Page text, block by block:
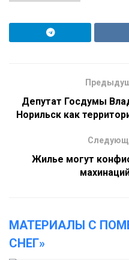
Депутат Госдумы
Норильск как
Жилье могут
МАТЕРИАЛЫ С
СНЕГ»